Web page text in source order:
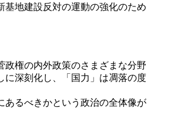
地建設反対の運動の強化のため
権の内外政策のさまざまな分野
に深刻化し、「国力」は凋落の度
るべきかという政治の全体像が